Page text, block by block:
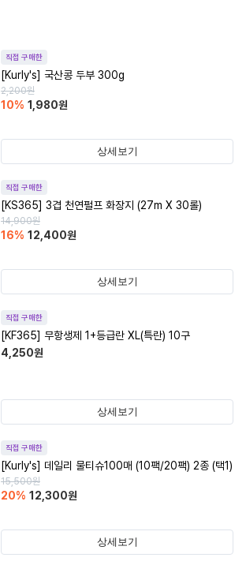
직접 구매한
[Kurly's] 국산콩 두부 300g
2,200원
10% 1,980원
상세보기
직접 구매한
[KS365] 3겹 천연펄프 화장지 (27m X 30롤)
14,900원
16% 12,400원
상세보기
직접 구매한
[KF365] 무항생제 1+등급란 XL(특란) 10구
4,250원
상세보기
직접 구매한
[Kurly's] 데일리 물티슈100매 (10팩/20팩) 2종 (택1)
15,500원
20% 12,300원
상세보기